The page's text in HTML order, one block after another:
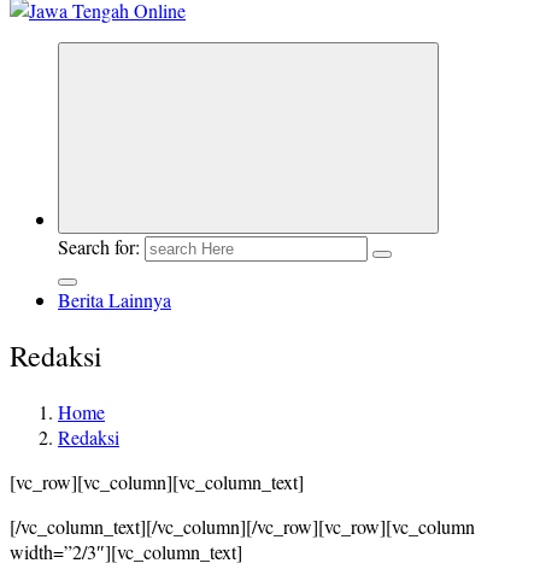
Search for:
Berita Lainnya
Redaksi
Home
Redaksi
[vc_row][vc_column][vc_column_text]
[/vc_column_text][/vc_column][/vc_row][vc_row][vc_column
width=”2/3″][vc_column_text]